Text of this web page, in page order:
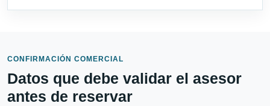
CONFIRMACIÓN COMERCIAL
Datos que debe validar el asesor
antes de reservar